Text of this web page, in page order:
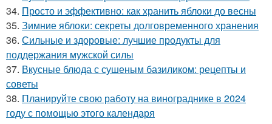
34. Просто и эффективно: как хранить яблоки до весны
35. Зимние яблоки: секреты долговременного хранения
36. Сильные и здоровые: лучшие продукты для
поддержания мужской силы
37. Вкусные блюда с сушеным базиликом: рецепты и
советы
38. Планируйте свою работу на винограднике в 2024
году с помощью этого календаря